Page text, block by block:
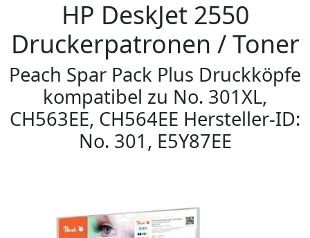
HP DeskJet 2550
Druckerpatronen / Toner
Peach Spar Pack Plus Druckköpfe
kompatibel zu No. 301XL,
CH563EE, CH564EE Hersteller-ID:
No. 301, E5Y87EE